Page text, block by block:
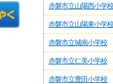
赤磐市立山陽西小学校
赤磐市立山陽東小学校
赤磐市立城南小学校
赤磐市立仁美小学校
赤磐市立豊田小学校